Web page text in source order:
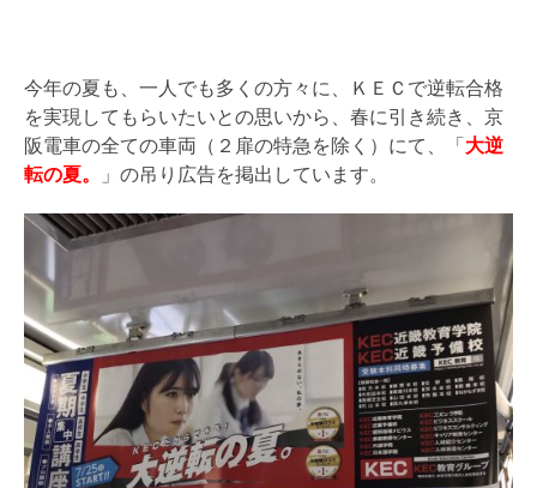
今年の夏も、一人でも多くの方々に、ＫＥＣで逆転合格
を実現してもらいたいとの思いから、春に引き続き、京
阪電車の全ての車両（２扉の特急を除く）にて、「 大逆
転の夏。
」の吊り広告を掲出しています。